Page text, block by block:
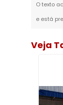
O texto
e está
Veja